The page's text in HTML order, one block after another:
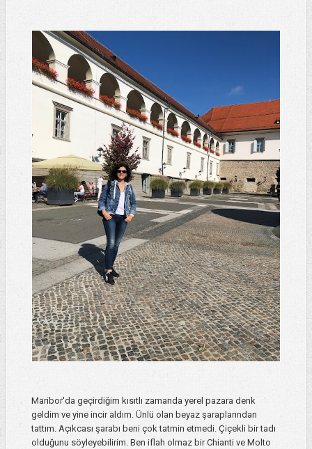
Maribor'da geçirdiğim kısıtlı zamanda yerel pazara denk
geldim ve yine incir aldım. Ünlü olan beyaz şaraplarından
tattım. Açıkcası şarabı beni çok tatmin etmedi. Çiçekli bir tadı
olduğunu söyleyebilirim. Ben iflah olmaz bir Chianti ve Molto